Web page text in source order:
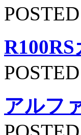
アルフ